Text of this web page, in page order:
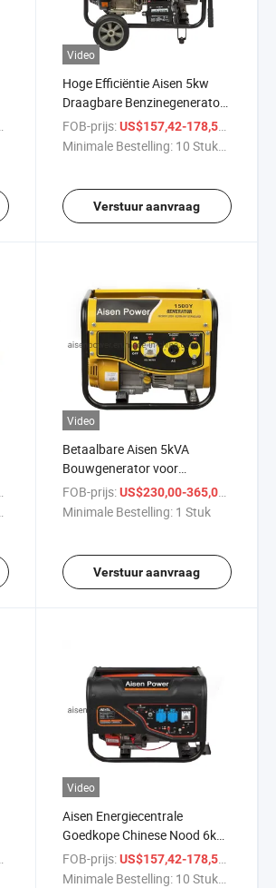
Video
Hoge Efficiëntie Aisen 5kw
Draagbare Benzinegenerator
voor Thuisgebruik
FOB-prijs: US$157,42-178,53
Minimale Bestelling: 10 Stukken
Verstuur aanvraag
Video
Betaalbare Aisen 5kVA
Bouwgenerator voor
Betrouwbare Energie
FOB-prijs: US$230,00-365,00
Minimale Bestelling: 1 Stuk
Verstuur aanvraag
Video
Aisen Energiecentrale
Goedkope Chinese Nood 6kw
Alternator Gezinsgebruik
Benzine Generator
FOB-prijs: US$157,42-178,53
Minimale Bestelling: 10 Stukken